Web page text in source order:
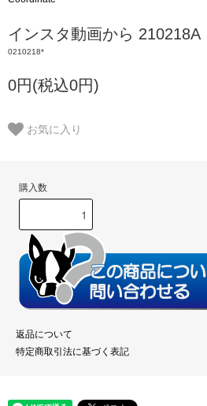
インスタ動画から 210218A
0210218*
0円(税込0円)
お気に入り
購入数
返品について
特定商取引法に基づく表記